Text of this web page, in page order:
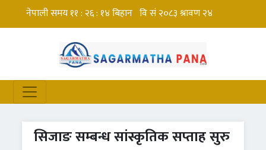
सिजाङ सम्बन्ध सांस्कृतिक सप्ताह सुरु